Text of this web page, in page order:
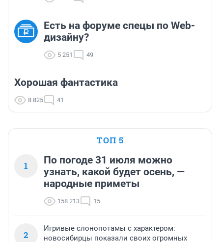
Есть на форуме спецы по Web-
дизайну?
5 251 49
Хорошая фантастика
8 825 41
ТОП 5
1
По погоде 31 июля можно
узнать, какой будет осень, —
народные приметы
158 213 15
2
Игривые слонопотамы с характером:
новосибирцы показали своих огромных